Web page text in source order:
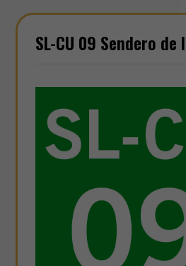
SL-CU 09 Sendero